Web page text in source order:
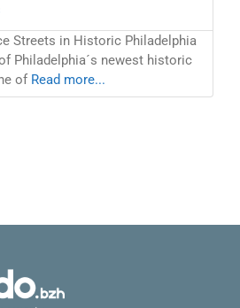
Streets in Historic Philadelphia
Philadelphia´s newest historic
of Read more...